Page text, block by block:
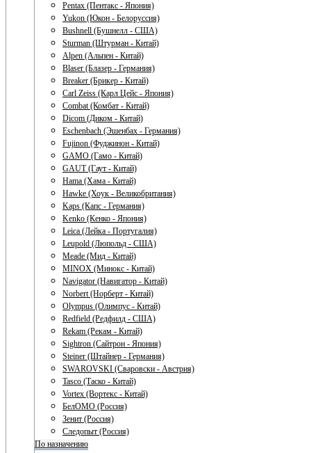
Pentax (Пентакс - Япония)
Yukon (Юкон - Белоруссия)
Bushnell (Бушнелл - США)
Sturman (Штурман - Китай)
Alpen (Альпен - Китай)
Blaser (Блазер - Германия)
Breaker (Брикер - Китай)
Carl Zeiss (Карл Цейс - Япония)
Combat (Комбат - Китай)
Dicom (Диком - Китай)
Eschenbach (Эшенбах - Германия)
Fujinon (Фуджинон - Китай)
GAMO (Гамо - Китай)
GAUT (Гаут - Китай)
Hama (Хама - Китай)
Hawke (Хоук - Великобритания)
Kaps (Капс - Германия)
Kenko (Кенко - Япония)
Leica (Лейка - Португалия)
Leupold (Люпольд - США)
Meade (Мид - Китай)
MINOX (Минокс - Китай)
Navigator (Навигатор - Китай)
Norbert (Норберт - Китай)
Olympus (Олимпус - Китай)
Redfield (Редфилд - США)
Rekam (Рекам - Китай)
Sightron (Сайтрон - Япония)
Steiner (Штайнер - Германия)
SWAROVSKI (Сваровски - Австрия)
Tasco (Таско - Китай)
Vortex (Вортекс - Китай)
БелОМО (Россия)
Зенит (Россия)
Следопыт (Россия)
По назначению